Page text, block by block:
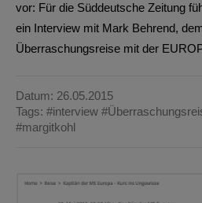
vor: Für die Süddeutsche Zeitung
ein Interview mit Mark Behrend,
Überraschungsreise mit der
Datum: 26.05.2015
Tags: #interview
#margitkohl